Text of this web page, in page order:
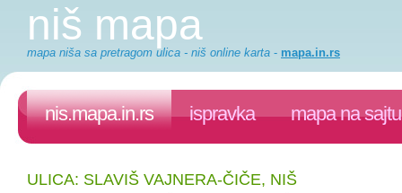
niš mapa
mapa niša sa pretragom ulica - niš online karta - mapa.in.rs
nis.mapa.in.rs ispravka mapa na sajtu
ULICA: SLAVIŠ VAJNERA-ČIČE, NIŠ